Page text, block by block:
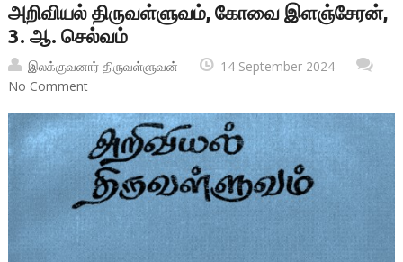
அறிவியல் திருவள்ளுவம், கோவை இளஞ்சேரன்,
3. ஆ. செல்வம்
இலக்குவனார் திருவள்ளுவன்
14 September 2024
No Comment